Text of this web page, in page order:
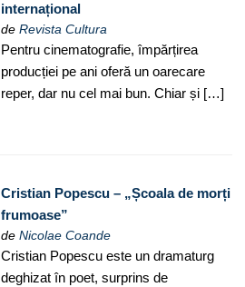
internațional
deRevista Cultura
Pentru cinematografie, împărțirea
producției pe ani oferă un oarecare
reper, dar nu cel mai bun. Chiar și […]
Cristian Popescu – „Școala de morți
frumoase”
deNicolae Coande
Cristian Popescu este un dramaturg
deghizat în poet, surprins de